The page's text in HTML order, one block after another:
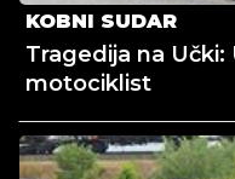
KOBNI SUDAR
Tragedija na
motociklist